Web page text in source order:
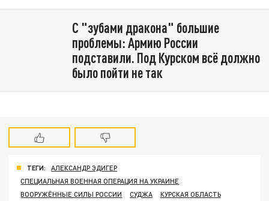
С "зубами дракона" большие
проблемы: Армию России
подставили. Под Курском всё должно
было пойти не так
ТЕГИ:
АЛЕКСАНДР ЭДИГЕР
СПЕЦИАЛЬНАЯ ВОЕННАЯ ОПЕРАЦИЯ НА УКРАИНЕ
ВООРУЖЁННЫЕ СИЛЫ РОССИИ
СУДЖА КУРСКАЯ ОБЛАСТЬ